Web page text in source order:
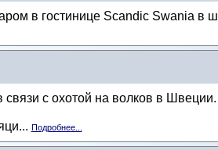
в гостинице Scandic Swania в
с охотой на волков в
Подробнее...